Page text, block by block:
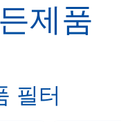
에 따른 제품 추천
도료
제품
필터